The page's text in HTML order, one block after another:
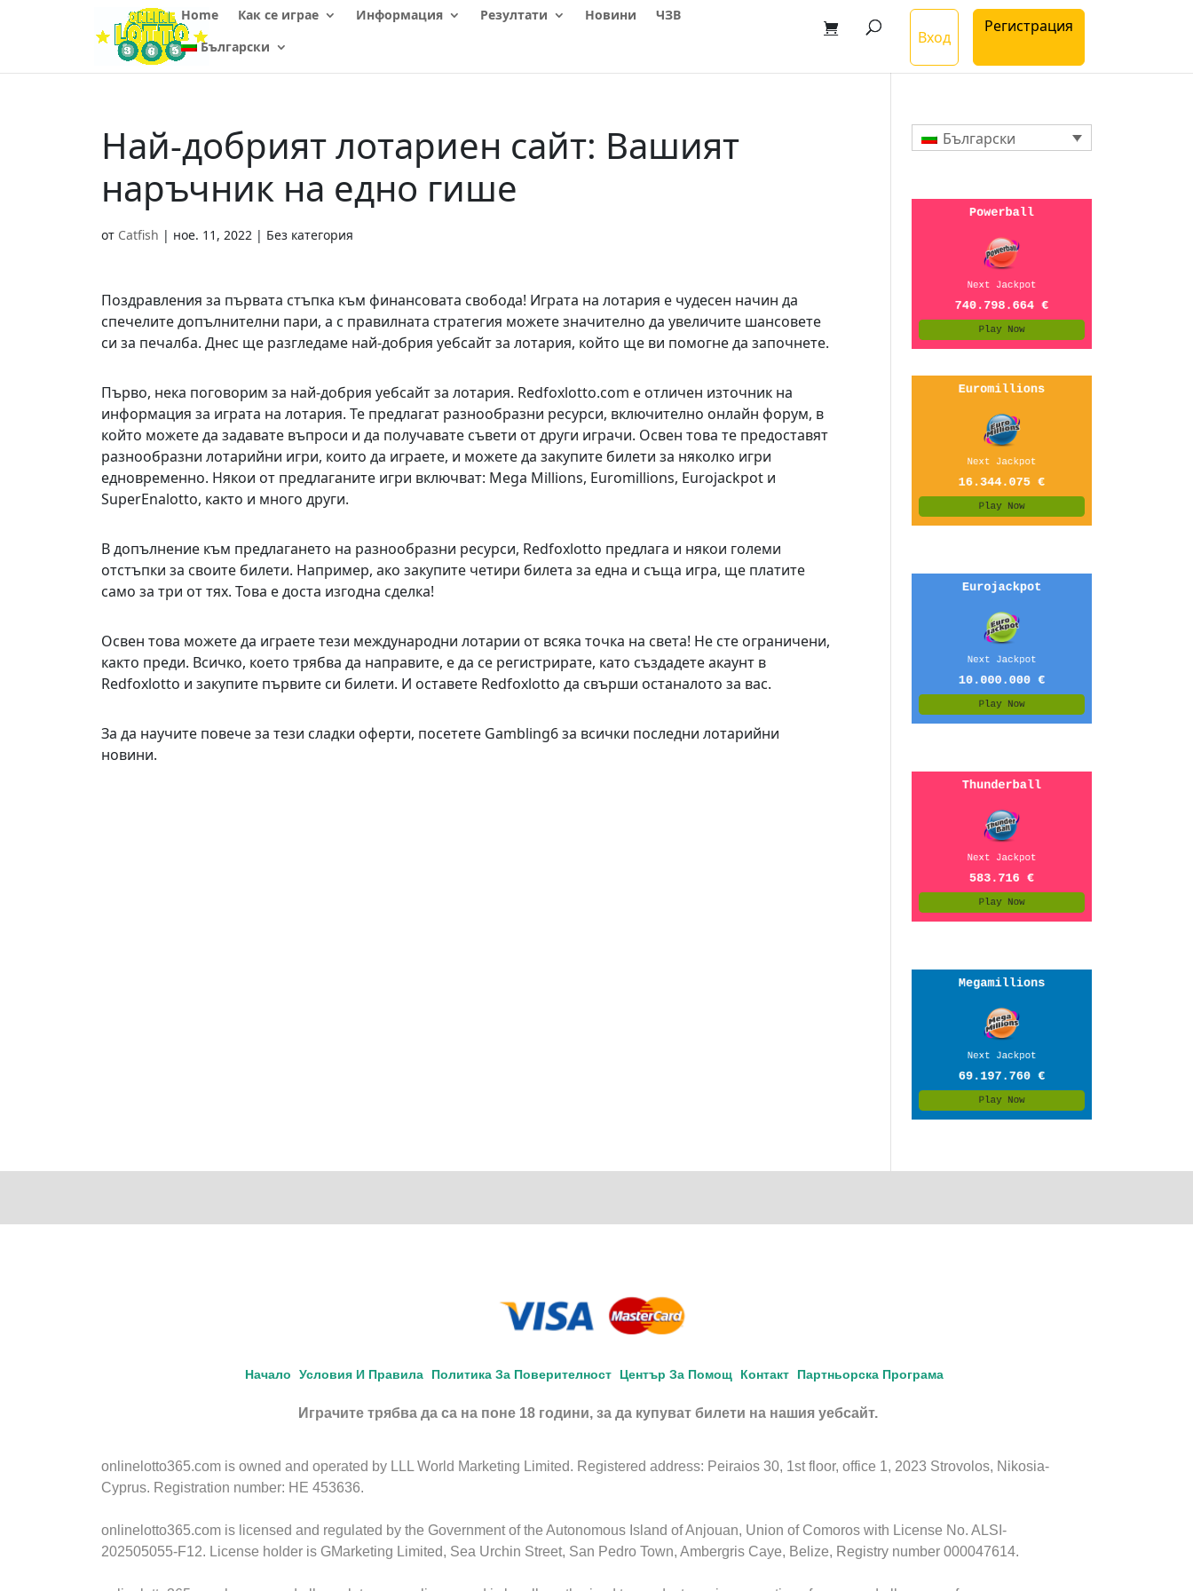
Home Как се играе Информация Резултати Новини
ЧЗВ
Български
Вход
Регистрация
Най-добрият лотариен сайт: Вашият
наръчник на едно гише
от Catfish | ное. 11, 2022 | Без категория
Поздравления за първата стъпка към финансовата свобода! Играта на лотария е чудесен начин да
спечелите допълнителни пари, а с правилната стратегия можете значително да увеличите шансовете
си за печалба. Днес ще разгледаме най-добрия уебсайт за лотария, който ще ви помогне да започнете.
Първо, нека поговорим за най-добрия уебсайт за лотария. Redfoxlotto.com е отличен източник на
информация за играта на лотария. Те предлагат разнообразни ресурси, включително онлайн форум, в
който можете да задавате въпроси и да получавате съвети от други играчи. Освен това те предоставят
разнообразни лотарийни игри, които да играете, и можете да закупите билети за няколко игри
едновременно. Някои от предлаганите игри включват: Mega Millions, Euromillions, Eurojackpot и
SuperEnalotto, както и много други.
В допълнение към предлагането на разнообразни ресурси, Redfoxlotto предлага и някои големи
отстъпки за своите билети. Например, ако закупите четири билета за една и съща игра, ще платите
само за три от тях. Това е доста изгодна сделка!
Освен това можете да играете тези международни лотарии от всяка точка на света! Не сте ограничени,
както преди. Всичко, което трябва да направите, е да се регистрирате, като създадете акаунт в
Redfoxlotto и закупите първите си билети. И оставете Redfoxlotto да свърши останалото за вас.
За да научите повече за тези сладки оферти, посетете Gambling6 за всички последни лотарийни
новини.
Български
Начало Условия И Правила Политика За Поверителност Център За Помощ Контакт Партньорска Програма
Играчите трябва да са на поне 18 години, за да купуват билети на нашия уебсайт.
onlinelotto365.com is owned and operated by LLL World Marketing Limited. Registered address: Peiraios 30, 1st floor, office 1, 2023 Strovolos, Nikosia-
Cyprus. Registration number: HE 453636.
onlinelotto365.com is licensed and regulated by the Government of the Autonomous Island of Anjouan, Union of Comoros with License No. ALSI-
202505055-F12. License holder is GMarketing Limited, Sea Urchin Street, San Pedro Town, Ambergris Caye, Belize, Registry number 000047614.